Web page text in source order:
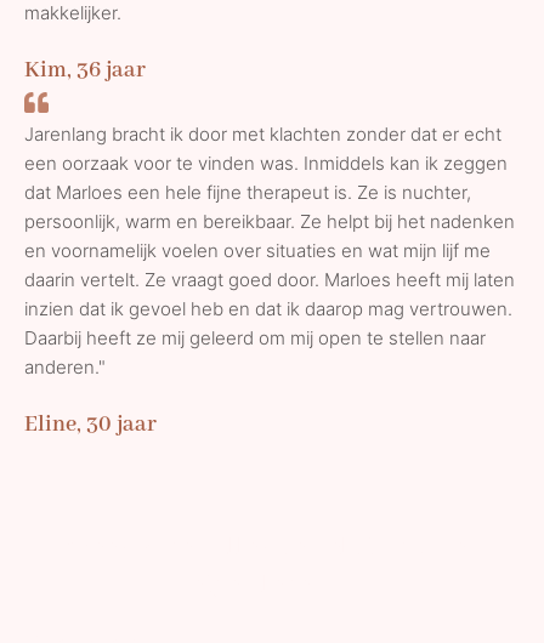
makkelijker.
Kim, 36 jaar
Jarenlang bracht ik door met klachten zonder dat er echt
een oorzaak voor te vinden was. Inmiddels kan ik zeggen
dat Marloes een hele fijne therapeut is. Ze is nuchter,
persoonlijk, warm en bereikbaar. Ze helpt bij het nadenken
en voornamelijk voelen over situaties en wat mijn lijf me
daarin vertelt. Ze vraagt goed door. Marloes heeft mij laten
inzien dat ik gevoel heb en dat ik daarop mag vertrouwen.
Daarbij heeft ze mij geleerd om mij open te stellen naar
anderen."
Eline, 30 jaar